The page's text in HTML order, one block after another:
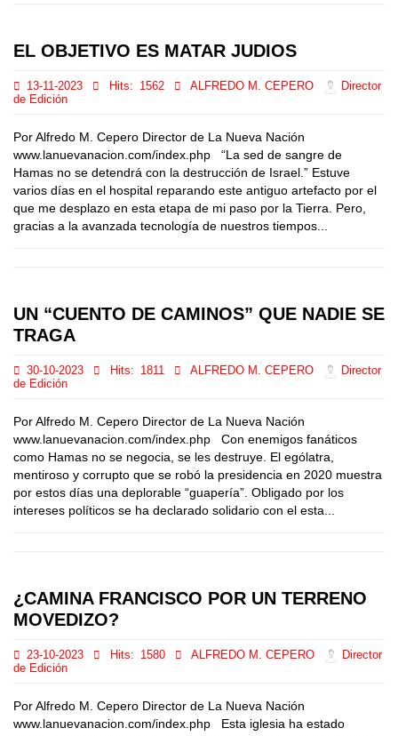
EL OBJETIVO ES MATAR JUDIOS
13-11-2023 Hits: 1562 ALFREDO M. CEPERO
Director
de Edición
Por Alfredo M. Cepero Director de La Nueva Nación
www.lanuevanacion.com/index.php “La sed de sangre de
Hamas no se detendrá con la destrucción de Israel.” Estuve
varios días en el hospital reparando este antiguo artefacto por el
que me desplazo en esta etapa de mi paso por la Tierra. Pero,
gracias a la avanzada tecnología de nuestros tiempos...
UN “CUENTO DE CAMINOS” QUE NADIE SE
TRAGA
30-10-2023 Hits: 1811 ALFREDO M. CEPERO
Director
de Edición
Por Alfredo M. Cepero Director de La Nueva Nación
www.lanuevanacion.com/index.php Con enemigos fanáticos
como Hamas no se negocia, se les destruye. El ególatra,
mentiroso y corrupto que se robó la presidencia en 2020 muestra
por estos días una deplorable “guapería”. Obligado por los
intereses políticos se ha declarado solidario con el esta...
¿CAMINA FRANCISCO POR UN TERRENO
MOVEDIZO?
23-10-2023 Hits: 1580 ALFREDO M. CEPERO
Director
de Edición
Por Alfredo M. Cepero Director de La Nueva Nación
www.lanuevanacion.com/index.php Esta iglesia ha estado